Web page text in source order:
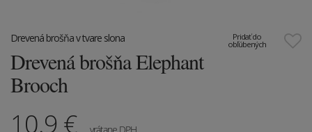
Pridať do
obľúbených
Drevená brošňa v tvare slona
Drevená brošňa Elephant
Brooch
10.9 €